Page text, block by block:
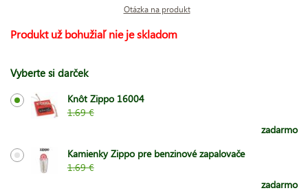
Otázka na produkt
Produkt už bohužiaľ nie je skladom
Vyberte si darček
Knôt Zippo 16004
1.69 €
zadarmo
Kamienky Zippo pre benzinové zapalovače
1.69 €
zadarmo